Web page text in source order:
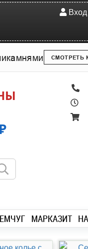
Вход
камнями СМОТРЕТЬ
МАРКАЗИТ